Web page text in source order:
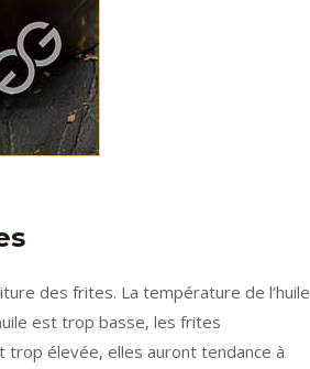
des frites. La température de l’huile
est trop basse, les frites
trop élevée, elles auront tendance à